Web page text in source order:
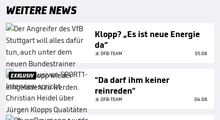
WEITERE NEWS
Klopp? „Es ist neue Energie
da“
DFB-TEAM 05.08.
EXKLUSIV
"Da darf ihm keiner
reinreden"
DFB-TEAM 04.08.